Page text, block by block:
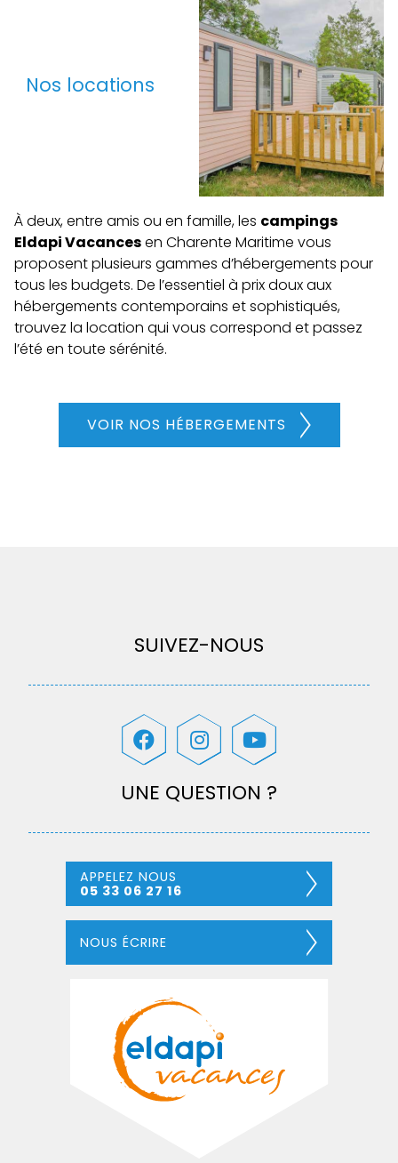
Nos locations
À deux, entre amis ou en famille, les campings
Eldapi Vacancesen Charente Maritime vous
proposent plusieurs gammes d’hébergements pour
tous les budgets. De l’essentiel à prix doux aux
hébergements contemporains et sophistiqués,
trouvez la location qui vous correspond et passez
l’été en toute sérénité.
VOIR NOS HÉBERGEMENTS
SUIVEZ-NOUS
UNE QUESTION ?
APPELEZ NOUS
05 33 06 27 16
NOUS ÉCRIRE